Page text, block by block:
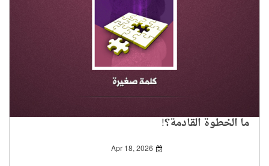
ما الخطوة القادمة؟!
Apr 18, 2026